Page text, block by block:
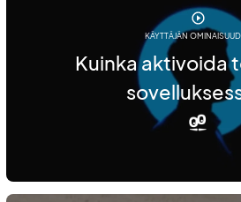
KÄYTTÄJÄN
Kuinka aktivoida